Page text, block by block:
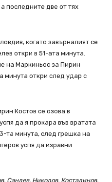
последните две от тях
когато завърналият се
откри в 51-ата минута.
на Маркиньос за Пирин
минута откри след удар с
Костов се озова в
да я прокара във вратата
та минута, след грешка на
успя да изравни
Сандев, Николов, Костадинов,